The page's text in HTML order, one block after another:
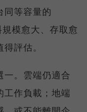
同等容量的
模愈大、存取愈
評估。
一。雲端仍適合
工作負載；地端